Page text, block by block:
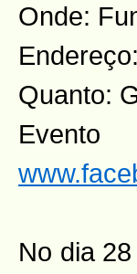
Onde:
Quanto:
No dia